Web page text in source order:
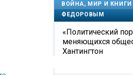
ВОЙНА, МИР И КНИГИ
ФЕДОРОВЫМ
«Политический
меняющихся
Хантингтон